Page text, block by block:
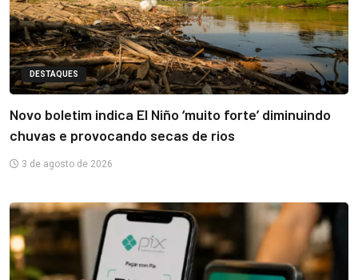
DESTAQUES
Novo boletim indica El Niño ‘muito forte’ diminuindo
chuvas e provocando secas de rios
3 de agosto de 2026